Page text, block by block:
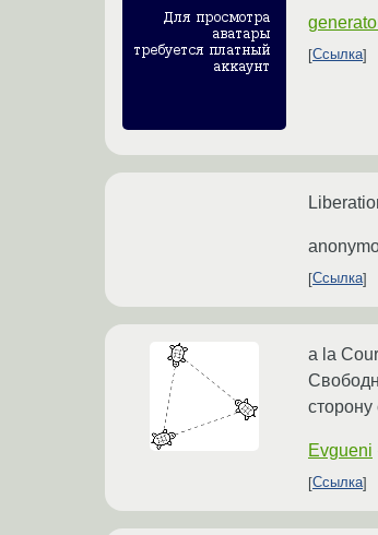
Ссылка
Ссылка
a la
Evgueni
Ссылка